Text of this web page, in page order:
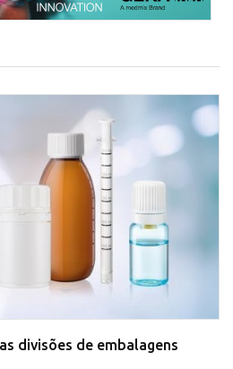
divisões de embalagens